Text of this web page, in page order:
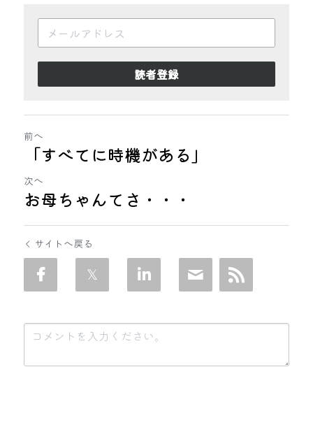
読者登録
前へ
「すべてに時機がある」
次へ
お母ちゃんてさ・・・
サイトへ戻る